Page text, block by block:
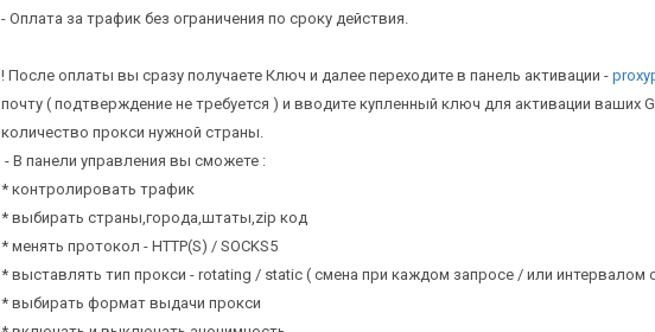
- Оплата за трафик без ограничения по сроку действия.
! После оплаты вы сразу получаете Ключ и далее переходите в панель активации -
почту ( подтверждение не требуется ) и вводите купленный ключ для активации ваших
количество прокси нужной страны.
- В панели управления вы сможете :
* контролировать трафик
* выбирать страны,города,штаты,zip код
* менять протокол - HTTP(S) / SOCKS5
* выставлять тип прокси - rotating / static ( смена при каждом запросе / или интервалом
* выбирать формат выдачи прокси
Всего позиций в корзине